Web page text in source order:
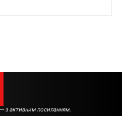
з активним посиланням.